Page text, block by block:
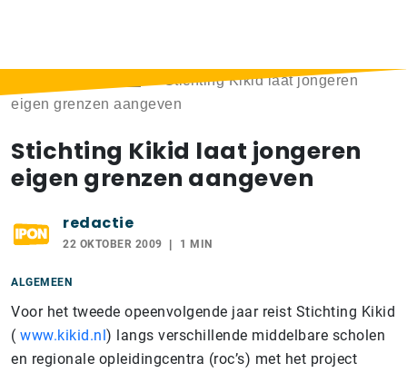
Stichting Kikid laat jongeren
eigen grenzen aangeven
Stichting Kikid laat jongeren
eigen grenzen aangeven
redactie
22 OKTOBER 2009 1 MIN
ALGEMEEN
Voor het tweede opeenvolgende jaar reist Stichting Kikid
( www.kikid.nl) langs verschillende middelbare scholen
en regionale opleidingcentra (roc’s) met het project